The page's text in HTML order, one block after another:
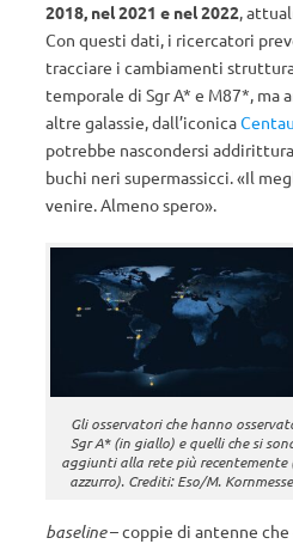
2018, nel 2021 e nel 2022,
Con questi dati, i ricercatori
tracciare i cambiamenti
temporale di Sgr A* e M87*, ma
altre galassie, dall’iconica
potrebbe nascondersi
buchi neri supermassicci. «Il
venire. Almeno spero».
Gli osservatori che hanno
Sgr A* (in giallo) e quelli che si
aggiunti alla rete più recentemente
azzurro). Crediti: Eso/M.
baseline– coppie di antenne che